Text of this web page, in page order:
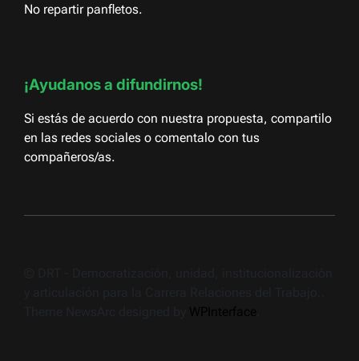
No repartir panfletos.
¡Ayudanos a difundirnos!
Si estás de acuerdo con nuestra propuesta, compartilo
en las redes sociales o comentalo con tus
compañeros/as.